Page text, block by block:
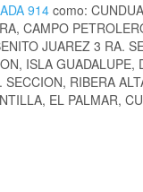
914 como:
CAMPO
JUAREZ 3 RA.
ISLA GUADALUPE,
RIBERA
EL PALMAR,